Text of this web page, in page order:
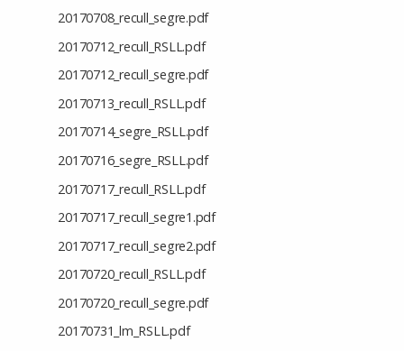
20170708_recull_segre.pdf
20170712_recull_RSLL.pdf
20170712_recull_segre.pdf
20170713_recull_RSLL.pdf
20170714_segre_RSLL.pdf
20170716_segre_RSLL.pdf
20170717_recull_RSLL.pdf
20170717_recull_segre1.pdf
20170717_recull_segre2.pdf
20170720_recull_RSLL.pdf
20170720_recull_segre.pdf
20170731_lm_RSLL.pdf